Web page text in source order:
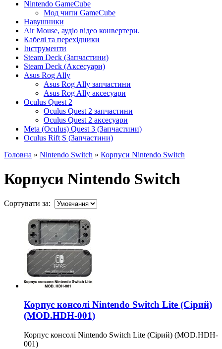
Nintendo GameCube
Мод чипи GameCube
Навушники
Air Mouse, аудіо відео конвертери.
Кабелі та перехідники
Інструменти
Steam Deck (Запчастини)
Steam Deck (Аксесуари)
Asus Rog Ally
Asus Rog Ally запчастини
Asus Rog Ally аксесуари
Oculus Quest 2
Oculus Quest 2 запчастини
Oculus Quest 2 аксесуари
Meta (Oculus) Quest 3 (Запчастини)
Oculus Rift S (Запчастини)
Головна » Nintendo Switch » Корпуси Nintendo Switch
Корпуси Nintendo Switch
Сортувати за:
Корпус консолі Nintendo Switch Lite (Сірий)
(MOD.HDH-001)
Корпус консолі Nintendo Switch Lite (Сірий) (MOD.HDH-
001)